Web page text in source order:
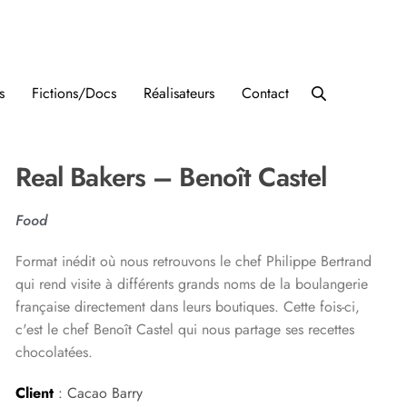
Fictions/Docs Réalisateurs Contact
Real Bakers – Benoît Castel
Food
Format inédit où nous retrouvons le chef Philippe Bertrand
qui rend visite à différents grands noms de la boulangerie
française directement dans leurs boutiques. Cette fois-ci,
c'est le chef Benoît Castel qui nous partage ses recettes
chocolatées.
Client: Cacao Barry